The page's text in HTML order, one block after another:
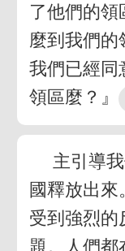
了他們的領
麼到我們的
我們已經同
領區麼？』
主引導
國釋放出
受到強烈的
題。人們都